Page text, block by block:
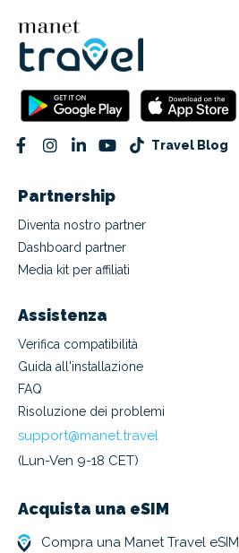
Travel Blog
Partnership
Diventa nostro partner
Dashboard partner
Media kit per affiliati
Assistenza
Verifica compatibilità
Guida all'installazione
FAQ
Risoluzione dei problemi
support@manet.travel
(Lun-Ven 9-18 CET)
Acquista una eSIM
Compra una Manet Travel eSIM